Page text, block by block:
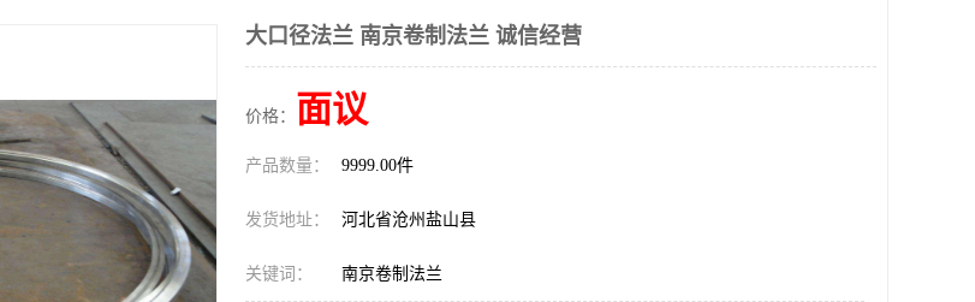
大口径法兰 南京卷制法兰 诚信经营
价格： 面议
产品数量： 9999.00件
发货地址： 河北省沧州盐山县
关键词： 南京卷制法兰